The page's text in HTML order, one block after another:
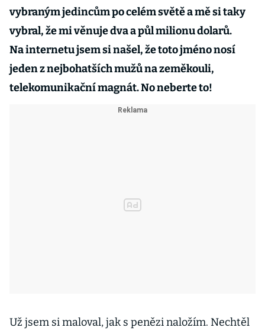
vybraným jedincům po celém světě a mě si taky
vybral, že mi věnuje dva a půl milionu dolarů.
Na internetu jsem si našel, že toto jméno nosí
jeden z nejbohatších mužů na zeměkouli,
telekomunikační magnát. No neberte to!
Už jsem si maloval, jak s penězi naložím. Nechtěl